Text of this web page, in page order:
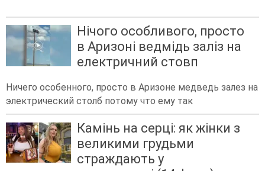
Нічого особливого, просто
в Аризоні ведмідь заліз на
електричний стовп
Ничего особенного, просто в Аризоне медведь залез на
электрический столб потому что ему так
Камінь на серці: як жінки з
великими грудьми
страждають у